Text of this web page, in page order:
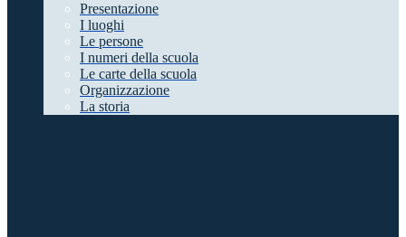
Presentazione
I luoghi
Le persone
I numeri della scuola
Le carte della scuola
Organizzazione
La storia